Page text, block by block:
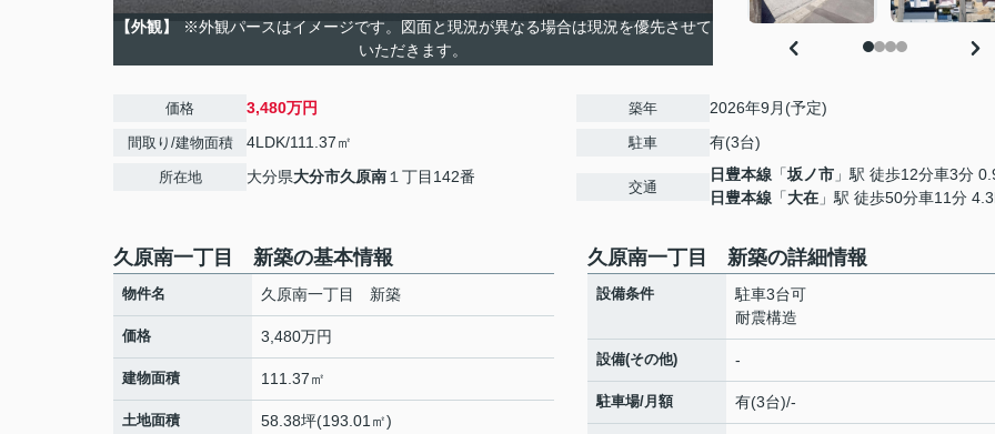
【外観】
※外観パースはイメージです。図面と現況が異なる場合は現況を優先させて
いただきます。
価格 3,480万円
間取り/建物面積 4LDK/111.37㎡
所在地 大分県大分市久原南 １丁目142番
築年 2026年9月(予定)
駐車 有(3台)
交通
日豊本線 「坂ノ市 」駅 徒歩12分車3分
日豊本線 「大在 」駅 徒歩50分車11分
久原南一丁目 新築の基本情報
物件名 久原南一丁目 新築
価格 3,480万円
建物面積 111.37㎡
土地面積 58.38坪(193.01㎡)
久原南一丁目 新築の詳細情報
設備条件
駐車3台可
耐震構造
設備(その他) -
駐車場/月額 有(3台)/-